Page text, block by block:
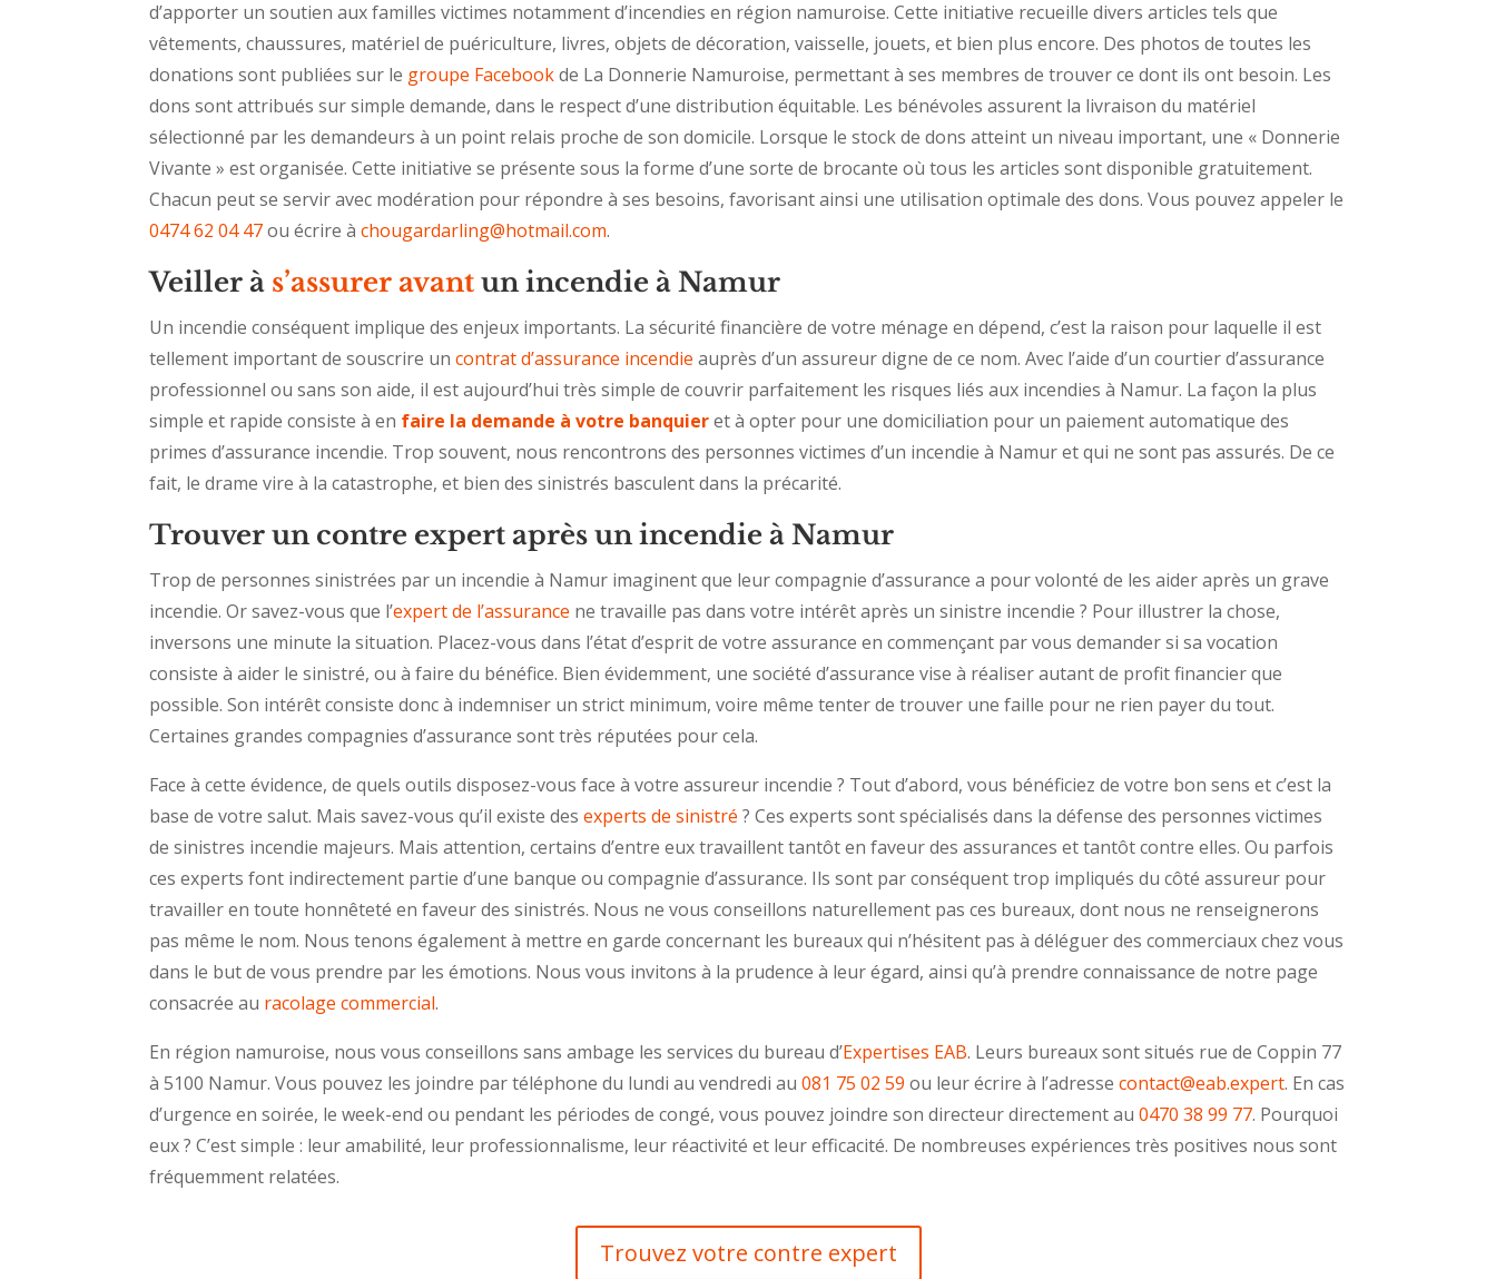
d’apporter un soutien aux familles victimes notamment d’incendies en région namuroise. Cette initiative recueille divers articles tels que
vêtements, chaussures, matériel de puériculture, livres, objets de décoration, vaisselle, jouets, et bien plus encore. Des photos de toutes les
donations sont publiées sur le groupe Facebookde La Donnerie Namuroise, permettant à ses membres de trouver ce dont ils ont besoin. Les
dons sont attribués sur simple demande, dans le respect d’une distribution équitable. Les bénévoles assurent la livraison du matériel
sélectionné par les demandeurs à un point relais proche de son domicile. Lorsque le stock de dons atteint un niveau important, une « Donnerie
Vivante » est organisée. Cette initiative se présente sous la forme d’une sorte de brocante où tous les articles sont disponible gratuitement.
Chacun peut se servir avec modération pour répondre à ses besoins, favorisant ainsi une utilisation optimale des dons. Vous pouvez appeler le
0474 62 04 47ou écrire àchougardarling@hotmail.com.
Veiller à s’assurer avant un incendie à Namur
Un incendie conséquent implique des enjeux importants. La sécurité financière de votre ménage en dépend, c’est la raison pour laquelle il est
tellement important de souscrire uncontrat d’assurance incendie auprès d’un assureur digne de ce nom. Avec l’aide d’un courtier d’assurance
professionnel ou sans son aide, il est aujourd’hui très simple de couvrir parfaitement les risques liés aux incendies à Namur. La façon la plus
simple et rapide consiste à en faire la demande à votre banquieret à opter pour une domiciliation pour un paiement automatique des
primes d’assurance incendie. Trop souvent, nous rencontrons des personnes victimes d’un incendie à Namur et qui ne sont pas assurés. De ce
fait, le drame vire à la catastrophe, et bien des sinistrés basculent dans la précarité.
Trouver un contre expert après un incendie à Namur
Trop de personnes sinistrées par un incendie à Namur imaginent que leur compagnie d’assurance a pour volonté de les aider après un grave
incendie. Or savez-vous que l’expert de l’assurance ne travaille pas dans votre intérêt après un sinistre incendie ? Pour illustrer la chose,
inversons une minute la situation. Placez-vous dans l’état d’esprit de votre assurance en commençant par vous demander si sa vocation
consiste à aider le sinistré, ou à faire du bénéfice. Bien évidemment, une société d’assurance vise à réaliser autant de profit financier que
possible. Son intérêt consiste donc à indemniser un strict minimum, voire même tenter de trouver une faille pour ne rien payer du tout.
Certaines grandes compagnies d’assurance sont très réputées pour cela.
Face à cette évidence, de quels outils disposez-vous face à votre assureur incendie ? Tout d’abord, vous bénéficiez de votre bon sens et c’est la
base de votre salut. Mais savez-vous qu’il existe desexperts de sinistré ? Ces experts sont spécialisés dans la défense des personnes victimes
de sinistres incendie majeurs. Mais attention, certains d’entre eux travaillent tantôt en faveur des assurances et tantôt contre elles. Ou parfois
ces experts font indirectement partie d’une banque ou compagnie d’assurance. Ils sont par conséquent trop impliqués du côté assureur pour
travailler en toute honnêteté en faveur des sinistrés. Nous ne vous conseillons naturellement pas ces bureaux, dont nous ne renseignerons
pas même le nom. Nous tenons également à mettre en garde concernant les bureaux qui n’hésitent pas à déléguer des commerciaux chez vous
dans le but de vous prendre par les émotions. Nous vous invitons à la prudence à leur égard, ainsi qu’à prendre connaissance de notre page
consacrée au racolage commercial.
En région namuroise, nous vous conseillons sans ambage les services du bureau d’Expertises EAB. Leurs bureaux sont situés rue de Coppin 77
à 5100 Namur. Vous pouvez les joindre par téléphone du lundi au vendredi au081 75 02 59 ou leur écrire à l’adressecontact@eab.expert. En cas
d’urgence en soirée, le week-end ou pendant les périodes de congé, vous pouvez joindre son directeur directement au0470 38 99 77. Pourquoi
eux ? C’est simple : leur amabilité, leur professionnalisme, leur réactivité et leur efficacité. De nombreuses expériences très positives nous sont
fréquemment relatées.
Trouvez votre contre expert